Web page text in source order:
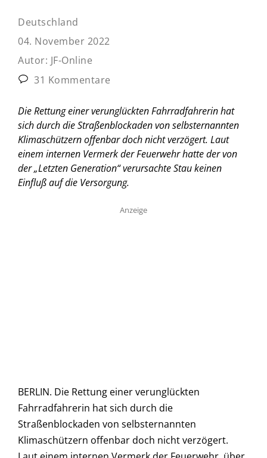
Deutschland
04. November 2022
Autor: JF-Online
31 Kommentare
Die Rettung einer verunglückten Fahrradfahrerin hat
sich durch die Straßenblockaden von selbsternannten
Klimaschützern offenbar doch nicht verzögert. Laut
einem internen Vermerk der Feuerwehr hatte der von
der „Letzten Generation“ verursachte Stau keinen
Einfluß auf die Versorgung.
Anzeige
BERLIN. Die Rettung einer verunglückten
Fahrradfahrerin hat sich durch die
Straßenblockaden von selbsternannten
Klimaschützern offenbar doch nicht verzögert.